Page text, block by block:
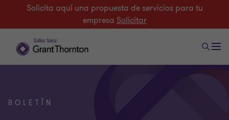
Solicita aquí una propuesta de servicios para tu
empresa Solicitar
BOLETÍN